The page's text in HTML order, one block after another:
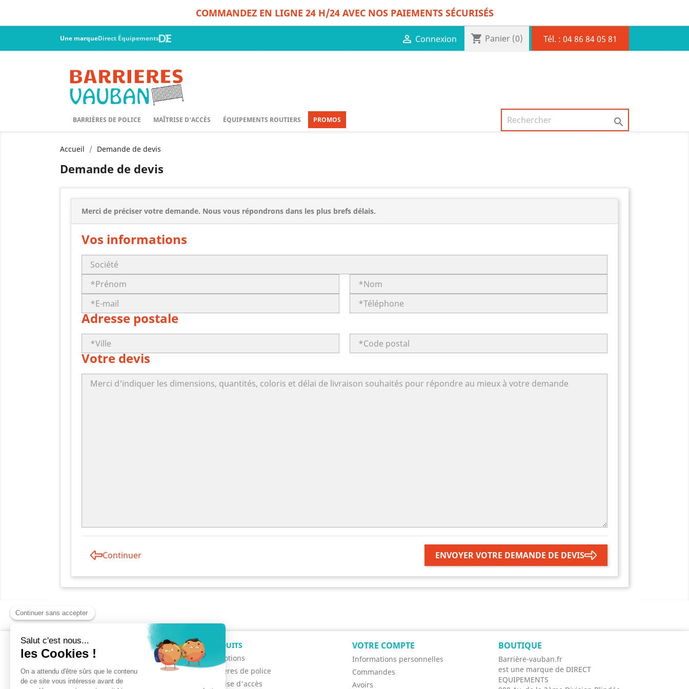
COMMANDEZ EN LIGNE 24 H/24 AVEC NOS PAIEMENTS SÉCURISÉS
Une marqueDirect Équipements  Connexion shopping_cart Panier (0) Tél. : 04 86 84 05 81
BARRIÈRES DE POLICE MAÎTRISE D'ACCÈS ÉQUIPEMENTS ROUTIERS PROMOS 
Accueil Demande de devis
Demande de devis
Merci de préciser votre demande. Nous vous répondrons dans les plus brefs délais.
Vos informations
Adresse postale
Votre devis
Continuer ENVOYER VOTRE DEMANDE DE DEVIS
INFORMATIONS
Mentions légales
A propos
Paiement sécurisé
PRODUITS
Promotions
Barrières de police
Maîtrise d'accès
VOTRE COMPTE
Informations personnelles
Commandes
Avoirs
BOUTIQUE
Barrière-vauban.fr
est une marque de DIRECT
EQUIPEMENTS